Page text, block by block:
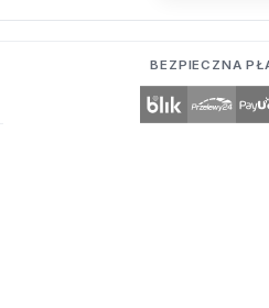
BEZPIECZNA